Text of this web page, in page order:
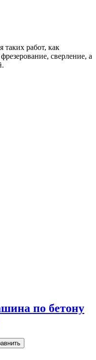
таких работ, как
сверление, а
по бетону